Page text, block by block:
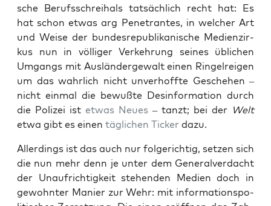
sche Berufs­schrei­hals tat­säch­lich recht hat: Es
hat schon etwas arg Pene­tran­tes, in wel­cher Art
und Wei­se der bun­des­re­pu­bli­ka­ni­sche Medi­en­zir­
kus nun in völ­li­ger Ver­keh­rung sei­nes übli­chen
Umgangs mit Aus­län­der­ge­walt einen Rin­gel­rei­gen
um das wahr­lich nicht unver­hoff­te Gesche­hen –
nicht ein­mal die bewuß­te Des­in­for­ma­ti­on durch
die Poli­zei ist etwas Neu­es – tanzt; bei der Welt
etwa gibt es einen täg­li­chen Ticker dazu.
Aller­dings ist das auch nur fol­ge­rich­tig, set­zen sich
die nun mehr denn je unter dem Gene­ral­ver­dacht
der Unauf­rich­tig­keit ste­hen­den Medi­en doch in
gewohn­ter Manier zur Wehr: mit infor­ma­ti­ons­po­